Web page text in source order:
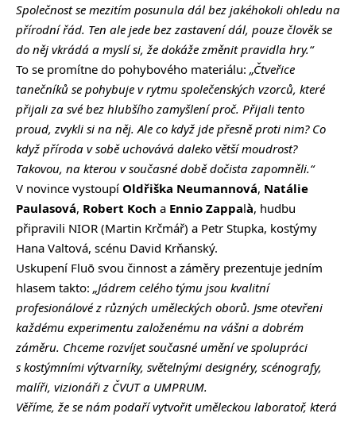
Společnost se mezitím posunula dál bez jakéhokoli ohledu na
přírodní řád. Ten ale jede bez zastavení dál, pouze člověk se
do něj vkrádá a myslí si, že dokáže změnit pravidla hry.“
To se promítne do pohybového materiálu: „Čtveřice
tanečníků se pohybuje v rytmu společenských vzorců, které
přijali za své bez hlubšího zamyšlení proč. Přijali tento
proud, zvykli si na něj. Ale co když jde přesně proti nim? Co
když příroda v sobě uchovává daleko větší moudrost?
Takovou, na kterou v současné době dočista zapomněli.“
V novince vystoupí Oldřiška Neumannová, Natálie
Paulasová, Robert Koch a Ennio Zappalà, hudbu
připravili NIOR (Martin Krčmář) a Petr Stupka, kostýmy
Hana Valtová, scénu David Krňanský.
Uskupení Fluō svou činnost a záměry prezentuje jedním
hlasem takto: „Jádrem celého týmu jsou kvalitní
profesionálové z různých uměleckých oborů. Jsme otevřeni
každému experimentu založenému na vášni a dobrém
záměru. Chceme rozvíjet současné umění ve spolupráci
s kostýmními výtvarníky, světelnými designéry, scénografy,
malíři, vizionáři z ČVUT a UMPRUM.
Věříme, že se nám podaří vytvořit uměleckou laboratoř, která